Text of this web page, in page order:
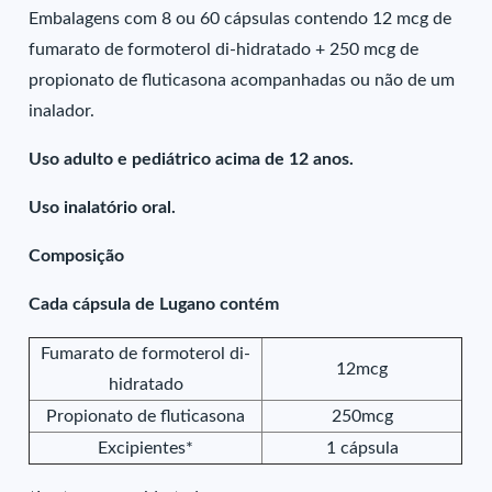
Embalagens com 8 ou 60 cápsulas contendo 12 mcg de
fumarato de formoterol di-hidratado + 250 mcg de
propionato de fluticasona acompanhadas ou não de um
inalador.
Uso adulto e pediátrico acima de 12 anos.
Uso inalatório oral.
Composição
Cada cápsula de Lugano contém
Fumarato de formoterol di-
hidratado
12mcg
Propionato de fluticasona
250mcg
Excipientes*
1 cápsula